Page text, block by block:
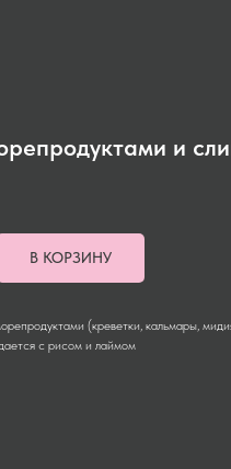
и
В КОРЗИНУ
(креветки, кальмары,
с рисом и лаймом